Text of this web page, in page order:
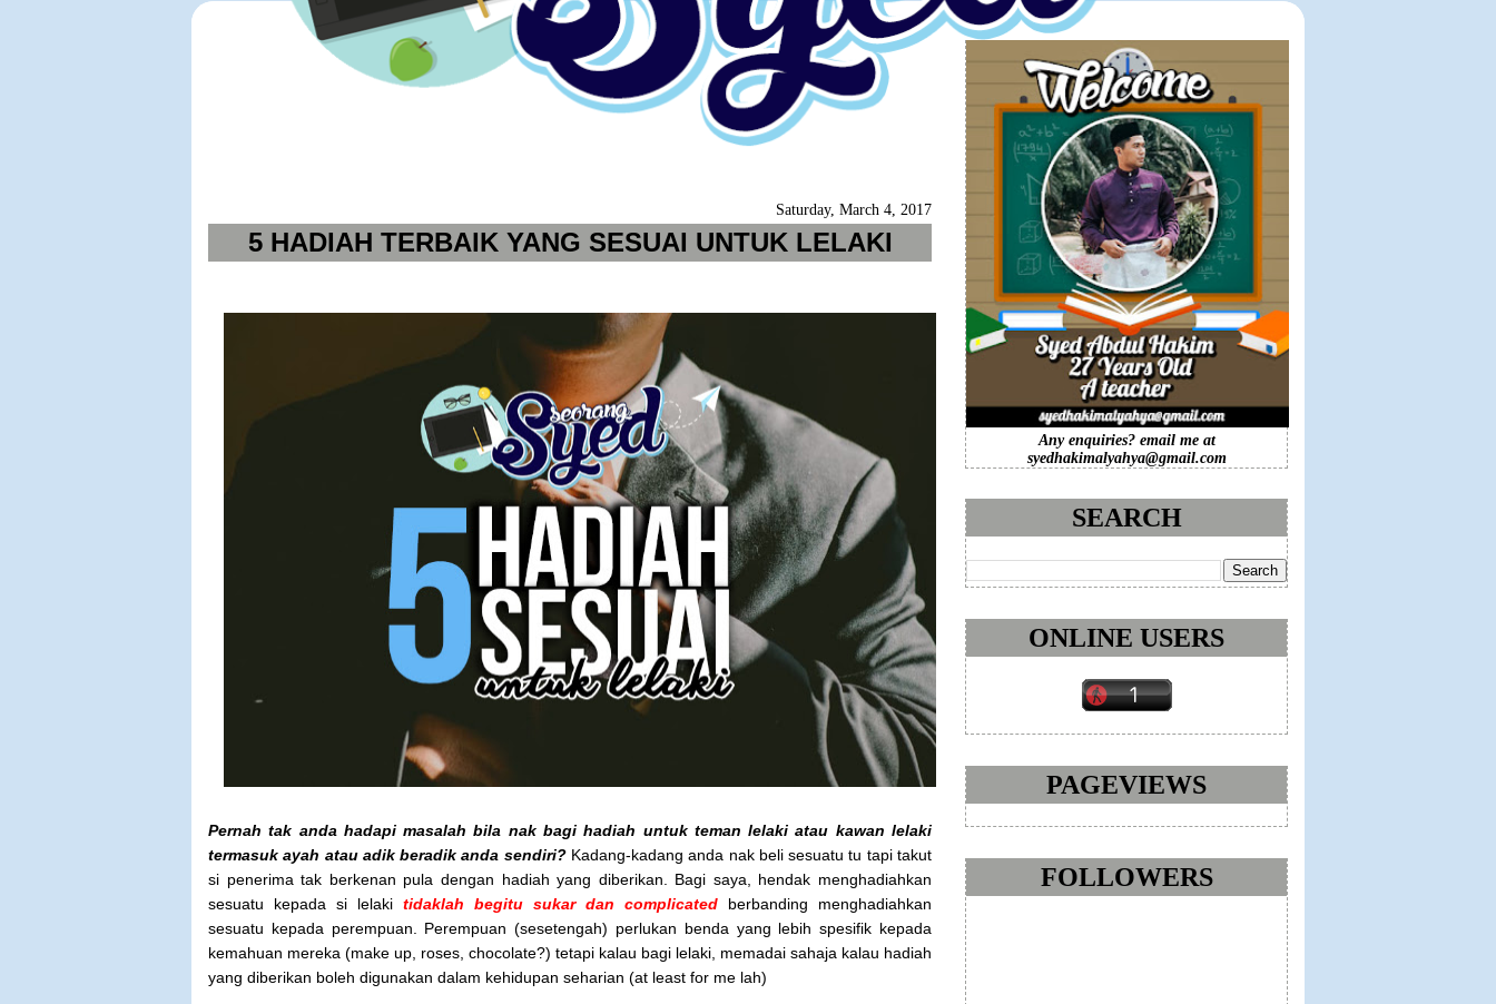
Saturday, March 4, 2017
5 HADIAH TERBAIK YANG SESUAI UNTUK LELAKI
Pernah tak anda hadapi masalah bila nak bagi hadiah untuk teman lelaki atau kawan lelaki
termasuk ayah atau adik beradik anda sendiri?Kadang-kadang anda nak beli sesuatu tu tapi takut
si penerima tak berkenan pula dengan hadiah yang diberikan. Bagi saya, hendak menghadiahkan
sesuatu kepada si lelaki tidaklah begitu sukar dan complicated berbanding menghadiahkan
sesuatu kepada perempuan. Perempuan (sesetengah) perlukan benda yang lebih spesifik kepada
kemahuan mereka (make up, roses, chocolate?) tetapi kalau bagi lelaki, memadai sahaja kalau hadiah
yang diberikan boleh digunakan dalam kehidupan seharian (at least for me lah)
Any enquiries? email me at
syedhakimalyahya@gmail.com
SEARCH
ONLINE USERS
PAGEVIEWS
FOLLOWERS